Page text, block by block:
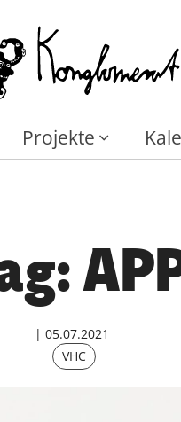
Projekte
05.07.2021
VHC